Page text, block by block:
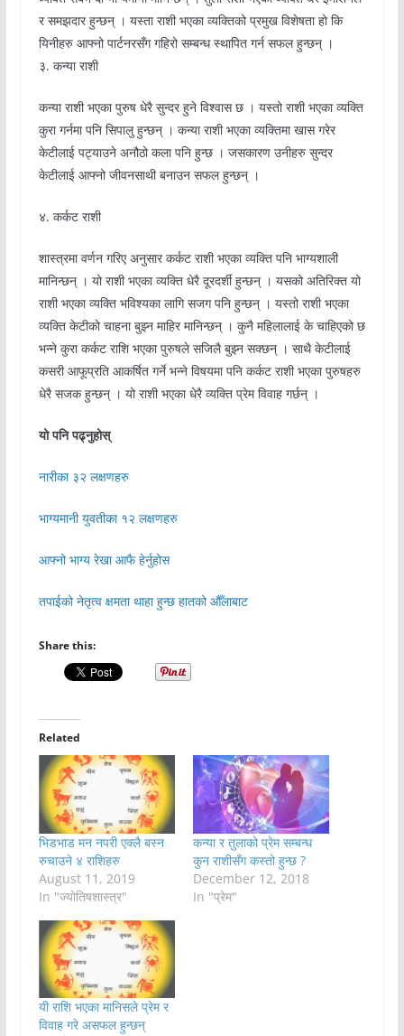
र समझदार हुन्छन् । यस्ता राशी भएका व्यक्तिको प्रमुख विशेषता हो कि
यिनीहरु आफ्नो पार्टनरसँग गहिरो सम्बन्ध स्थापित गर्न सफल हुन्छन् ।
३. कन्या राशी
कन्या राशी भएका पुरुष धेरै सुन्दर हुने विश्वास छ । यस्तो राशी भएका व्यक्ति
कुरा गर्नमा पनि सिपालु हुन्छन् । कन्या राशी भएका व्यक्तिमा खास गरेर
केटीलाई पट्याउने अनौठो कला पनि हुन्छ । जसकारण उनीहरु सुन्दर
केटीलाई आफ्नो जीवनसाथी बनाउन सफल हुन्छन् ।
४. कर्कट राशी
शास्त्रमा वर्णन गरिए अनुसार कर्कट राशी भएका व्यक्ति पनि भाग्यशाली
मानिन्छन् । यो राशी भएका व्यक्ति धेरै दूरदर्शी हुन्छन् । यसको अतिरिक्त यो
राशी भएका व्यक्ति भविश्यका लागि सजग पनि हुन्छन् । यस्तो राशी भएका
व्यक्ति केटीको चाहना बुझ्न माहिर मानिन्छन् । कुनै महिलालाई के चाहिएको छ
भन्ने कुरा कर्कट राशि भएका पुरुषले सजिलै बुझ्न सक्छन् । साथै केटीलाई
कसरी आफूप्रति आकर्षित गर्ने भन्ने विषयमा पनि कर्कट राशी भएका पुरुषहरु
धेरै सजक हुन्छन् । यो राशी भएका धेरै व्यक्ति प्रेम विवाह गर्छन् ।
यो पनि पढ्नुहोस्
नारीका ३२ लक्षणहरु
भाग्यमानी युवतीका १२ लक्षणहरु
आफ्नो भाग्य रेखा आफै हेर्नुहोस
तपाईको नेतृत्व क्षमता थाहा हुन्छ हातको औँलाबाट
Share this:
Related
भिडभाड मन नपरी एक्लै बस्न
रुचाउने ४ राशिहरु
August 11, 2019
In "ज्योतिषशास्त्र"
कन्या र तुलाको प्रेम सम्बन्ध
कुन राशीसँग कस्तो हुन्छ ?
December 12, 2018
In "प्रेम"
यी राशि भएका मानिसले प्रेम र
विवाह गरे असफल हुन्छन्